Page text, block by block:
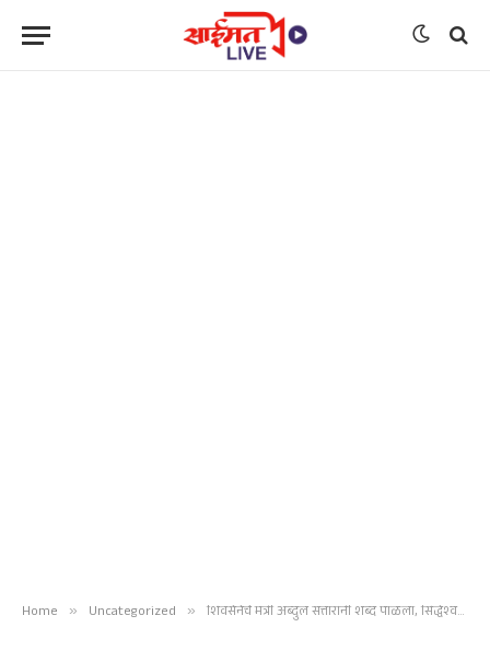
Home » Uncategorized » शिवसेनेचे मंत्री अब्दुल सत्तारांनी शब्द पाळला, सिद्धेश्वर देवस्थानाचा होणार कायापालट